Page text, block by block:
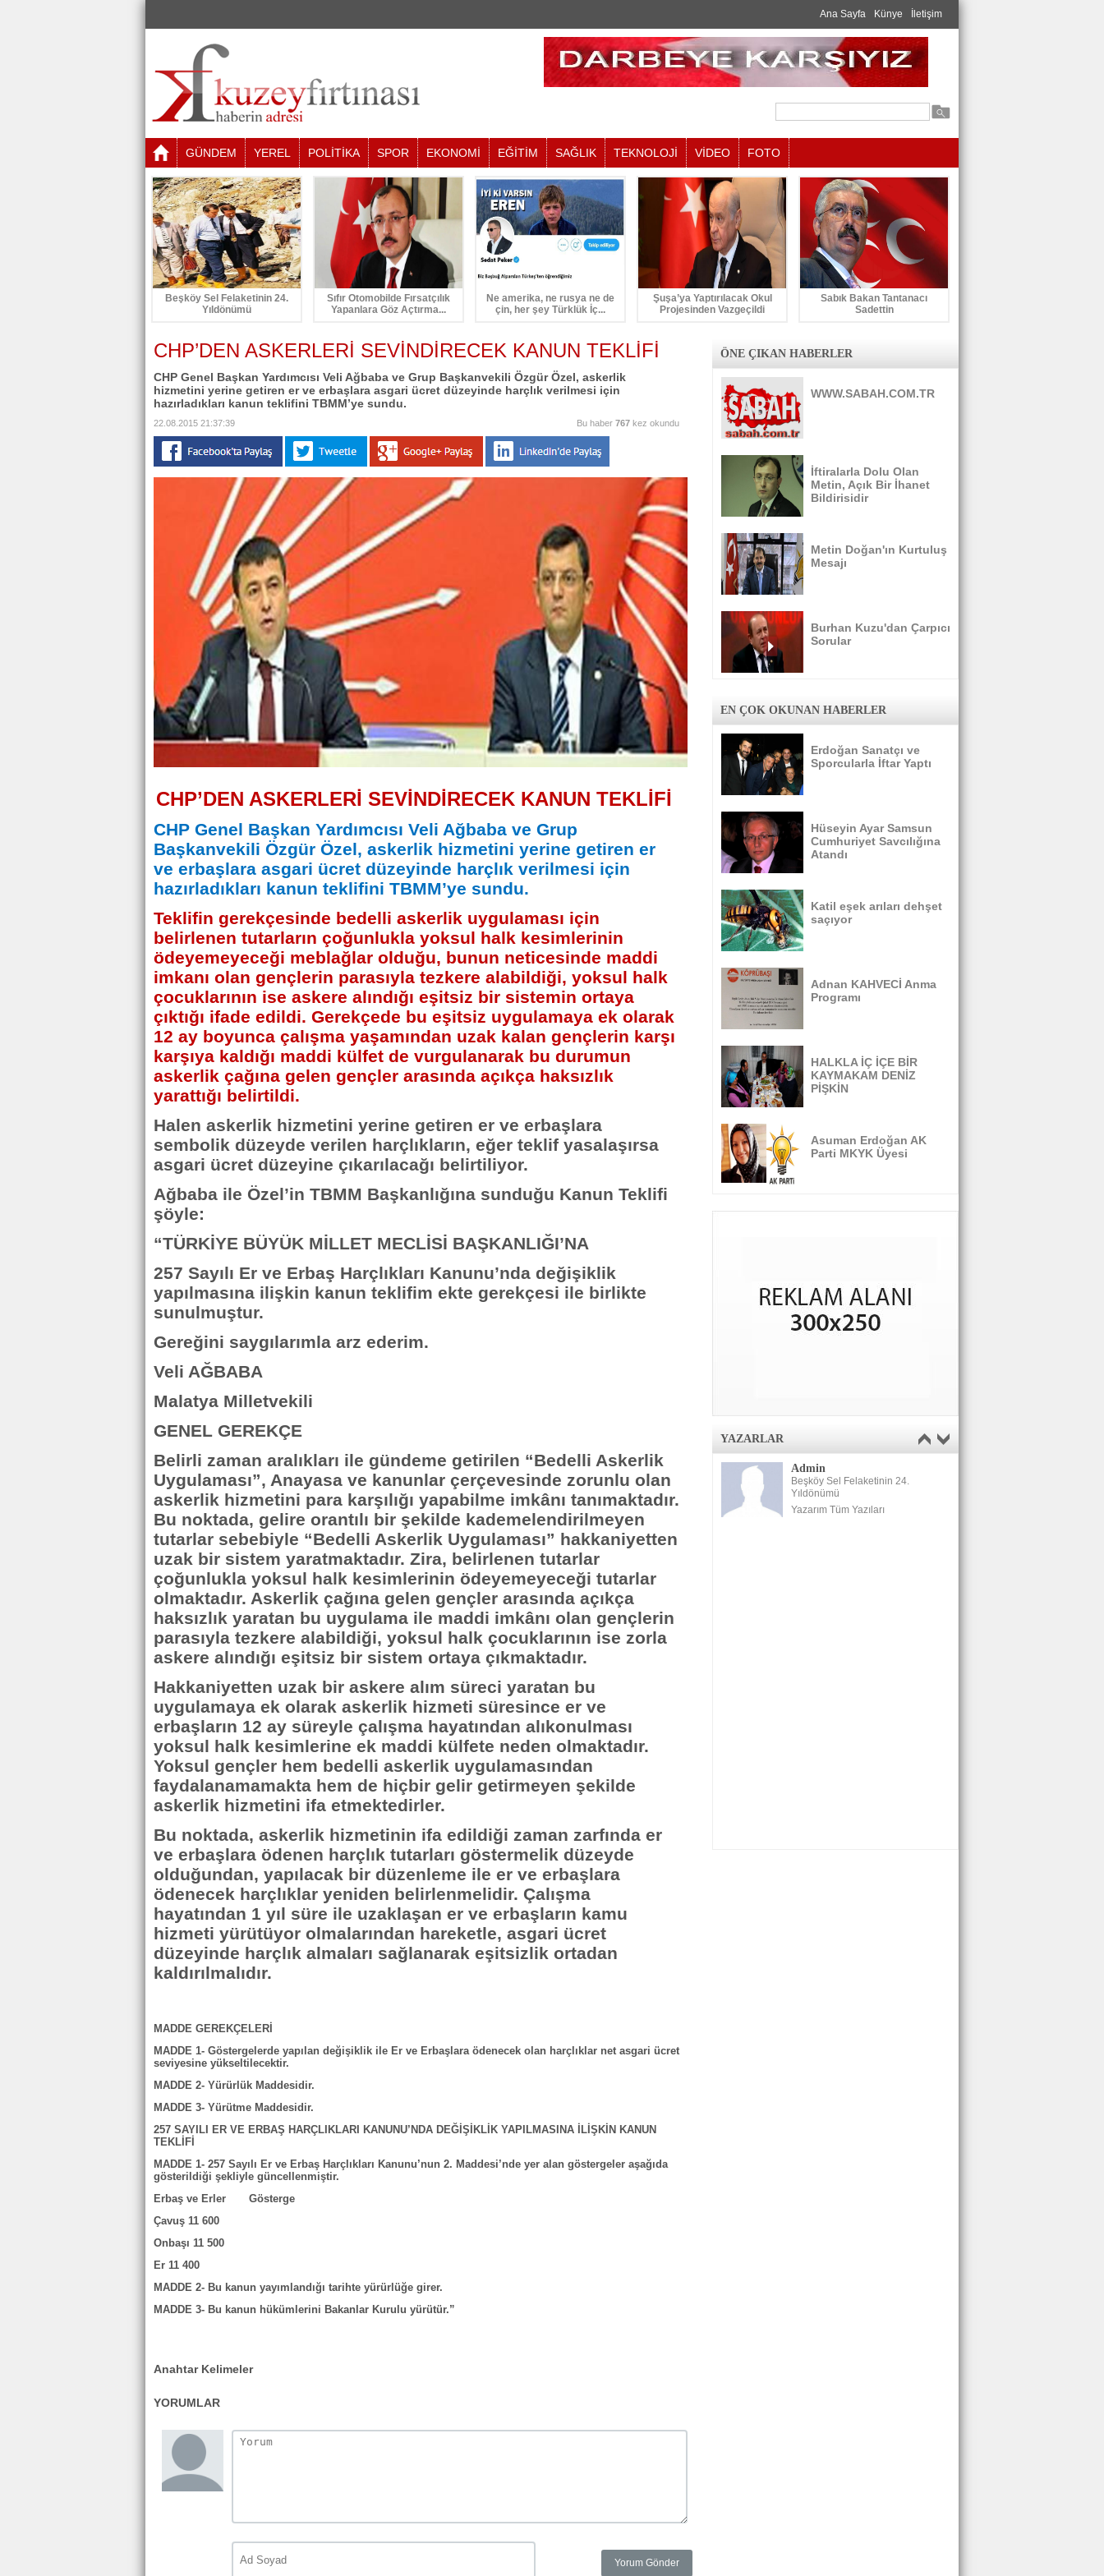
Ana Sayfa Künye İletişim
GÜNDEM YEREL POLİTİKA SPOR EKONOMİ EĞİTİM SAĞLIK TEKNOLOJİ VİDEO FOTO
Beşköy Sel Felaketinin 24.
Yıldönümü
Sıfır Otomobilde Fırsatçılık
Yapanlara Göz Açtırma...
Ne amerika, ne rusya ne de
çin, her şey Türklük İç...
Şuşa’ya Yaptırılacak Okul
Projesinden Vazgeçildi
Sabık Bakan Tantanacı
Sadettin
CHP’DEN ASKERLERİ SEVİNDİRECEK KANUN TEKLİFİ
CHP Genel Başkan Yardımcısı Veli Ağbaba ve Grup Başkanvekili Özgür Özel, askerlik
hizmetini yerine getiren er ve erbaşlara asgari ücret düzeyinde harçlık verilmesi için
hazırladıkları kanun teklifini TBMM’ye sundu.
22.08.2015 21:37:39 Bu haber 767 kez okundu
CHP’DEN ASKERLERİ SEVİNDİRECEK KANUN TEKLİFİ
CHP Genel Başkan Yardımcısı Veli Ağbaba ve Grup
Başkanvekili Özgür Özel, askerlik hizmetini yerine getiren er
ve erbaşlara asgari ücret düzeyinde harçlık verilmesi için
hazırladıkları kanun teklifini TBMM’ye sundu.
Teklifin gerekçesinde bedelli askerlik uygulaması için
belirlenen tutarların çoğunlukla yoksul halk kesimlerinin
ödeyemeyeceği meblağlar olduğu, bunun neticesinde maddi
imkanı olan gençlerin parasıyla tezkere alabildiği, yoksul halk
çocuklarının ise askere alındığı eşitsiz bir sistemin ortaya
çıktığı ifade edildi. Gerekçede bu eşitsiz uygulamaya ek olarak
12 ay boyunca çalışma yaşamından uzak kalan gençlerin karşı
karşıya kaldığı maddi külfet de vurgulanarak bu durumun
askerlik çağına gelen gençler arasında açıkça haksızlık
yarattığı belirtildi.
Halen askerlik hizmetini yerine getiren er ve erbaşlara
sembolik düzeyde verilen harçlıkların, eğer teklif yasalaşırsa
asgari ücret düzeyine çıkarılacağı belirtiliyor.
Ağbaba ile Özel’in TBMM Başkanlığına sunduğu Kanun Teklifi
şöyle:
“TÜRKİYE BÜYÜK MİLLET MECLİSİ BAŞKANLIĞI’NA
257 Sayılı Er ve Erbaş Harçlıkları Kanunu’nda değişiklik
yapılmasına ilişkin kanun teklifim ekte gerekçesi ile birlikte
sunulmuştur.
Gereğini saygılarımla arz ederim.
Veli AĞBABA
Malatya Milletvekili
GENEL GEREKÇE
Belirli zaman aralıkları ile gündeme getirilen “Bedelli Askerlik
Uygulaması”, Anayasa ve kanunlar çerçevesinde zorunlu olan
askerlik hizmetini para karşılığı yapabilme imkânı tanımaktadır.
Bu noktada, gelire orantılı bir şekilde kademelendirilmeyen
tutarlar sebebiyle “Bedelli Askerlik Uygulaması” hakkaniyetten
uzak bir sistem yaratmaktadır. Zira, belirlenen tutarlar
çoğunlukla yoksul halk kesimlerinin ödeyemeyeceği tutarlar
olmaktadır. Askerlik çağına gelen gençler arasında açıkça
haksızlık yaratan bu uygulama ile maddi imkânı olan gençlerin
parasıyla tezkere alabildiği, yoksul halk çocuklarının ise zorla
askere alındığı eşitsiz bir sistem ortaya çıkmaktadır.
Hakkaniyetten uzak bir askere alım süreci yaratan bu
uygulamaya ek olarak askerlik hizmeti süresince er ve
erbaşların 12 ay süreyle çalışma hayatından alıkonulması
yoksul halk kesimlerine ek maddi külfete neden olmaktadır.
Yoksul gençler hem bedelli askerlik uygulamasından
faydalanamamakta hem de hiçbir gelir getirmeyen şekilde
askerlik hizmetini ifa etmektedirler.
Bu noktada, askerlik hizmetinin ifa edildiği zaman zarfında er
ve erbaşlara ödenen harçlık tutarları göstermelik düzeyde
olduğundan, yapılacak bir düzenleme ile er ve erbaşlara
ödenecek harçlıklar yeniden belirlenmelidir. Çalışma
hayatından 1 yıl süre ile uzaklaşan er ve erbaşların kamu
hizmeti yürütüyor olmalarından hareketle, asgari ücret
düzeyinde harçlık almaları sağlanarak eşitsizlik ortadan
kaldırılmalıdır.
MADDE GEREKÇELERİ
MADDE 1- Göstergelerde yapılan değişiklik ile Er ve Erbaşlara ödenecek olan harçlıklar net asgari ücret
seviyesine yükseltilecektir.
MADDE 2- Yürürlük Maddesidir.
MADDE 3- Yürütme Maddesidir.
257 SAYILI ER VE ERBAŞ HARÇLIKLARI KANUNU’NDA DEĞİŞİKLİK YAPILMASINA İLİŞKİN KANUN
TEKLİFİ
MADDE 1- 257 Sayılı Er ve Erbaş Harçlıkları Kanunu’nun 2. Maddesi’nde yer alan göstergeler aşağıda
gösterildiği şekliyle güncellenmiştir.
Erbaş ve Erler Gösterge
Çavuş 11 600
Onbaşı 11 500
Er 11 400
MADDE 2- Bu kanun yayımlandığı tarihte yürürlüğe girer.
MADDE 3- Bu kanun hükümlerini Bakanlar Kurulu yürütür.”
Anahtar Kelimeler
YORUMLAR
ÖNE ÇIKAN HABERLER
WWW.SABAH.COM.TR
İftiralarla Dolu Olan
Metin, Açık Bir İhanet
Bildirisidir
Metin Doğan'ın Kurtuluş
Mesajı
Burhan Kuzu'dan Çarpıcı
Sorular
EN ÇOK OKUNAN HABERLER
Erdoğan Sanatçı ve
Sporcularla İftar Yaptı
Hüseyin Ayar Samsun
Cumhuriyet Savcılığına
Atandı
Katil eşek arıları dehşet
saçıyor
Adnan KAHVECİ Anma
Programı
HALKLA İÇ İÇE BİR
KAYMAKAM DENİZ
PİŞKİN
Asuman Erdoğan AK
Parti MKYK Üyesi
YAZARLAR
Admin
Beşköy Sel Felaketinin 24.
Yıldönümü
Yazarım Tüm Yazıları